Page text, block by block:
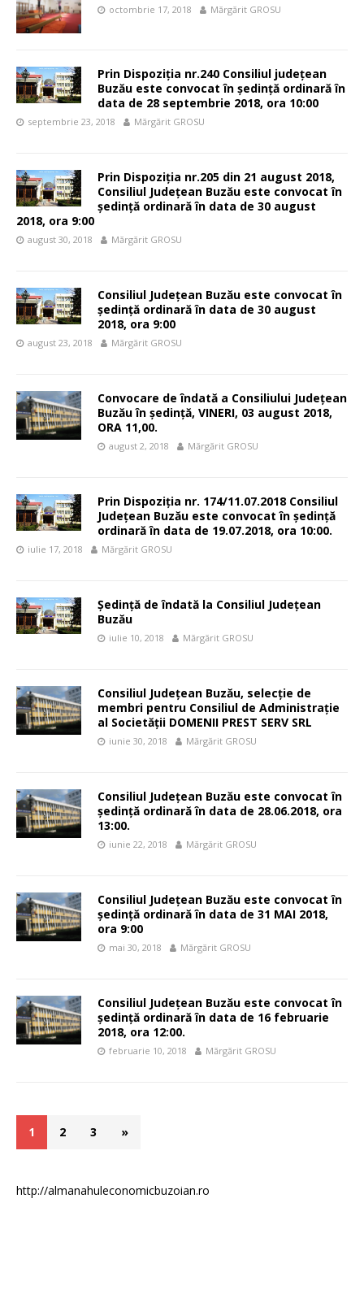
octombrie 17, 2018 Mărgărit GROSU
Prin Dispoziția nr.240 Consiliul județean
Buzău este convocat în ședință ordinară în
data de 28 septembrie 2018, ora 10:00
septembrie 23, 2018 Mărgărit GROSU
Prin Dispoziția nr.205 din 21 august 2018,
Consiliul Județean Buzău este convocat în
ședință ordinară în data de 30 august
2018, ora 9:00
august 30, 2018 Mărgărit GROSU
Consiliul Județean Buzău este convocat în
ședință ordinară în data de 30 august
2018, ora 9:00
august 23, 2018 Mărgărit GROSU
Convocare de îndată a Consiliului Judeţean
Buzău în şedinţă, VINERI, 03 august 2018,
ORA 11,00.
august 2, 2018 Mărgărit GROSU
Prin Dispoziția nr. 174/11.07.2018 Consiliul
Județean Buzău este convocat în ședință
ordinară în data de 19.07.2018, ora 10:00.
iulie 17, 2018 Mărgărit GROSU
Ședință de îndată la Consiliul Județean
Buzău
iulie 10, 2018 Mărgărit GROSU
Consiliul Județean Buzău, selecție de
membri pentru Consiliul de Administrație
al Societății DOMENII PREST SERV SRL
iunie 30, 2018 Mărgărit GROSU
Consiliul Județean Buzău este convocat în
ședință ordinară în data de 28.06.2018, ora
13:00.
iunie 22, 2018 Mărgărit GROSU
Consiliul Județean Buzău este convocat în
ședință ordinară în data de 31 MAI 2018,
ora 9:00
mai 30, 2018 Mărgărit GROSU
Consiliul Județean Buzău este convocat în
ședință ordinară în data de 16 februarie
2018, ora 12:00.
februarie 10, 2018 Mărgărit GROSU
1 2 3 »
http://almanahuleconomicbuzoian.ro